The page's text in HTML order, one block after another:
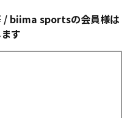
/ biima sportsの会員様は
す